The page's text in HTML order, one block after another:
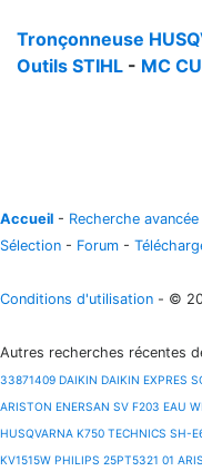
Tronçonneuse
Outils STIHL - MC
Accueil - Recherche avancée
Sélection - Forum -
Conditions d'utilisation - ©
Autres recherches récentes
33871409 DAIKIN DAIKIN EXPRES
ARISTON ENERSAN SV F203 EAU
HUSQVARNA K750 TECHNICS SH-
KV1515W PHILIPS 25PT5321 01